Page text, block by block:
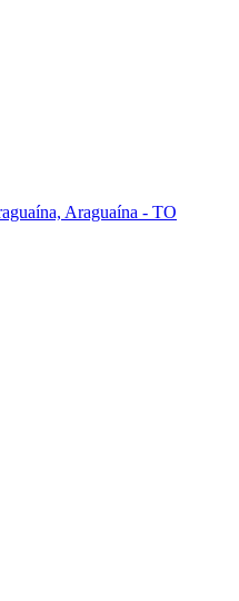
Araguaína - TO